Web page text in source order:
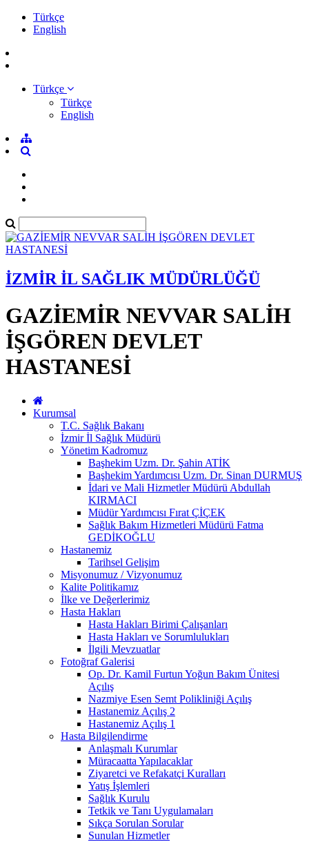
Türkçe
English
Türkçe
Türkçe
English
İZMİR İL SAĞLIK MÜDÜRLÜĞÜ
GAZİEMİR NEVVAR SALİH
İŞGÖREN DEVLET
HASTANESİ
Kurumsal
T.C. Sağlık Bakanı
İzmir İl Sağlık Müdürü
Yönetim Kadromuz
Başhekim Uzm. Dr. Şahin ATİK
Başhekim Yardımcısı Uzm. Dr. Sinan DURMUŞ
İdari ve Mali Hizmetler Müdürü Abdullah
KIRMACI
Müdür Yardımcısı Fırat ÇİÇEK
Sağlık Bakım Hizmetleri Müdürü Fatma
GEDİKOĞLU
Hastanemiz
Tarihsel Gelişim
Misyonumuz / Vizyonumuz
Kalite Politikamız
İlke ve Değerlerimiz
Hasta Hakları
Hasta Hakları Birimi Çalışanları
Hasta Hakları ve Sorumlulukları
İlgili Mevzuatlar
Fotoğraf Galerisi
Op. Dr. Kamil Furtun Yoğun Bakım Ünitesi
Açılış
Nazmiye Esen Semt Polikliniği Açılış
Hastanemiz Açılış 2
Hastanemiz Açılış 1
Hasta Bilgilendirme
Anlaşmalı Kurumlar
Müracaatta Yapılacaklar
Ziyaretci ve Refakatçi Kuralları
Yatış İşlemleri
Sağlık Kurulu
Tetkik ve Tanı Uygulamaları
Sıkça Sorulan Sorular
Sunulan Hizmetler